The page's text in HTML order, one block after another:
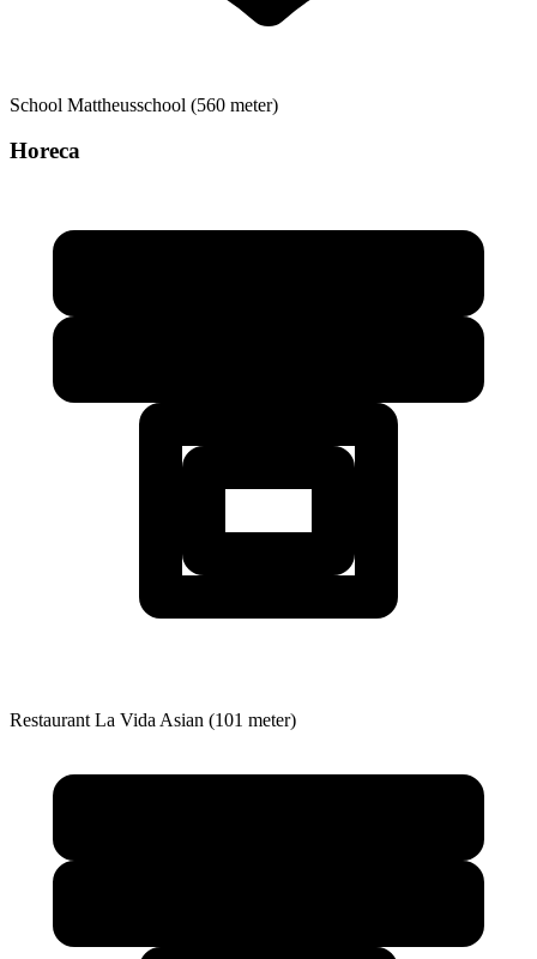
School Mattheusschool (560 meter)
Horeca
Restaurant La Vida Asian (101 meter)